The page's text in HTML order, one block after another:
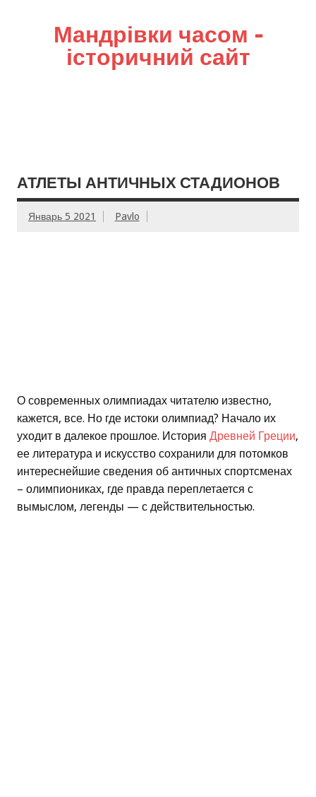
Мандрівки часом –
історичний сайт
АТЛЕТЫ АНТИЧНЫХ СТАДИОНОВ
Январь 5 2021 Pavlo
О современных олимпиадах читателю известно,
кажется, все. Но где истоки олимпиад? Начало их
уходит в далекое прошлое. История Древней Греции,
ее литература и искусство сохранили для потомков
интереснейшие сведения об античных спортсменах
– олимпиониках, где правда переплетается с
вымыслом, легенды — с действительностью.